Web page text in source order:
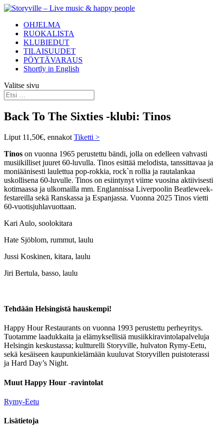
OHJELMA
RUOKALISTA
KLUBIEDUT
TILAISUUDET
PÖYTÄVARAUS
Shortly in English
Valitse sivu
Back To The Sixties -klubi: Tinos
Liput 11,50€, ennakot Tiketti >
Tinos on vuonna 1965 perustettu bändi, jolla on edelleen vahvasti
musiikilliset juuret 60-luvulla. Tinos esittää melodista, tanssittavaa ja
moniäänisesti laulettua pop-rokkia, rock`n rollia ja rautalankaa
uskollisena 60-luvulle. Tinos on esiintynyt viime vuosina aktiivisesti
kotimaassa ja ulkomailla mm. Englannissa Liverpoolin Beatleweek-
festareilla sekä Ranskassa ja Espanjassa. Vuonna 2025 Tinos vietti
60-vuotisjuhlavuottaan.
Kari Aulo, soolokitara
Hate Sjöblom, rummut, laulu
Jussi Koskinen, kitara, laulu
Jiri Bertula, basso, laulu
Tehdään Helsingistä hauskempi!
Happy Hour Restaurants on vuonna 1993 perustettu perheyritys.
Tuotamme laadukkaita ja elämyksellisiä musiikkiravintolapalveluja
Helsingin keskustassa; kultturelli Storyville, hulvaton Rymy-Eetu,
sekä kesäiseen kaupunkielämään kuuluvat Storyvillen puistoterassi
ja Hard Day’s Night.
Muut Happy Hour -ravintolat
Rymy-Eetu
Lisätietoja